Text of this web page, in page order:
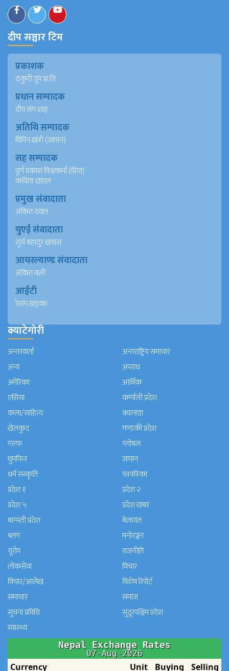
दीप सञ्चार टिम
प्रकाशक
ठकुरी ग्रुप प्रा.लि
प्रधान सम्पादक
दीप जंग शाह
अतिथि सम्पादक
विपिन खत्री (जापान)
सह सम्पादक
पूर्ण प्रकाश विश्वकर्मा (प्रिया)
कविता दाहाल
प्रमुख संवादाता
अंकित रावल
युएई संवादाता
सुर्य बहादुर खवास
आयरल्याण्ड संवादाता
अंकित वली
आईटी
रेशम खड्का
क्याटेगोरी
अन्तरवार्ता
अन्तराष्ट्रिय समाचार
अन्य
अपराध
अमेरिका
आर्थिक
एसिया
कर्णाली प्रदेश
कला/साहित्य
क्यानाडा
खेलकुद
गण्डकी प्रदेश
गल्फ
ग्लोबल
घुमफिर
जापान
धर्म संस्कृति
पत्रपत्रिका
प्रदेश १
प्रदेश २
प्रदेश ५
प्रदेश खबर
बाग्मती प्रदेश
बेलायत
ब्लग
मनाेरञ्जन
यूरोप
राजनीति
लोकसेवा
विचार
विचार/आलेख
विशेष रिपोर्ट
समाचार
समाज
सुचना प्रविधि
सुदूरपश्चिम प्रदेश
स्वास्थ्य